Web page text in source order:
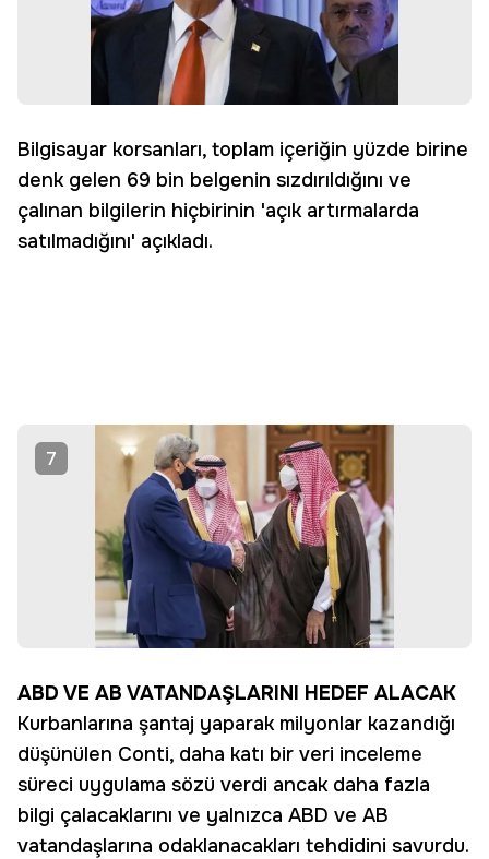
Bilgisayar korsanları, toplam içeriğin yüzde birine
denk gelen 69 bin belgenin sızdırıldığını ve
çalınan bilgilerin hiçbirinin 'açık artırmalarda
satılmadığını' açıkladı.
7
ABD VE AB VATANDAŞLARINI HEDEF ALACAK
Kurbanlarına şantaj yaparak milyonlar kazandığı
düşünülen Conti, daha katı bir veri inceleme
süreci uygulama sözü verdi ancak daha fazla
bilgi çalacaklarını ve yalnızca ABD ve AB
vatandaşlarına odaklanacakları tehdidini savurdu.